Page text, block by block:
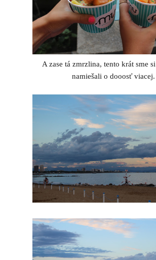
A zase tá zmrzlina, tento krát sme
namiešali o dooosť viacej.